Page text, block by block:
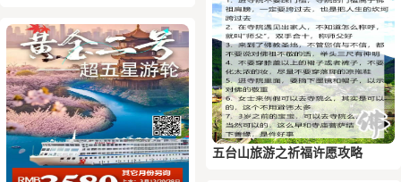
五台山旅游之祈福许愿攻略